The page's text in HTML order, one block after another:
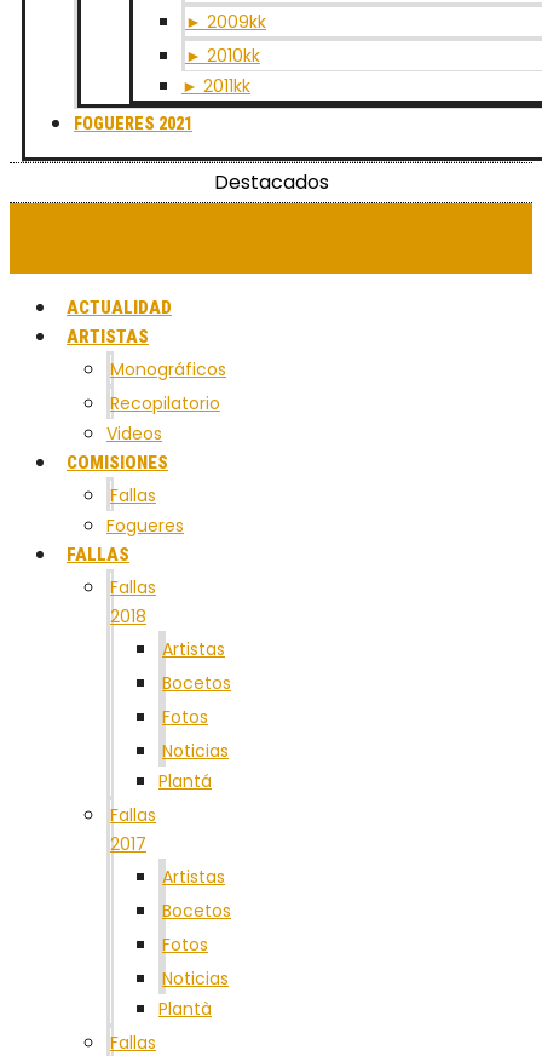
► 2009kk
► 2010kk
► 2011kk
FOGUERES 2021
Destacados
ACTUALIDAD
ARTISTAS
Monográficos
Recopilatorio
Videos
COMISIONES
Fallas
Fogueres
FALLAS
Fallas
2018
Artistas
Bocetos
Fotos
Noticias
Plantá
Fallas
2017
Artistas
Bocetos
Fotos
Noticias
Plantà
Fallas